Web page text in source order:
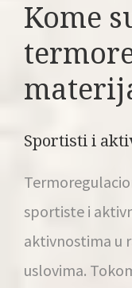
Kome
Sportisti i
sportiste i
aktivnostima u
uslovima.